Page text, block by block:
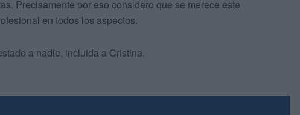
Precisamente por eso considero que se merece este
en todos los aspectos.
a nadie, incluida a Cristina.